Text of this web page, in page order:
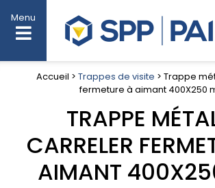
Menu
Accueil > Trappes de visite > Trappe
fermeture à aimant 400X250
TRAPPE
CARRELER
AIMANT